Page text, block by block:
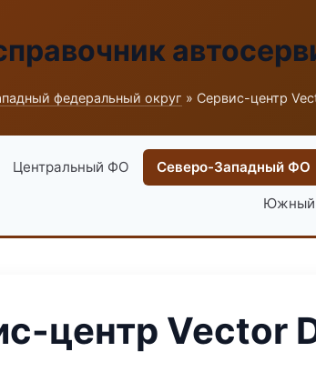
федеральный округ » Сервис-центр
Центральный ФО Северо-Западный ФО
центр Vector